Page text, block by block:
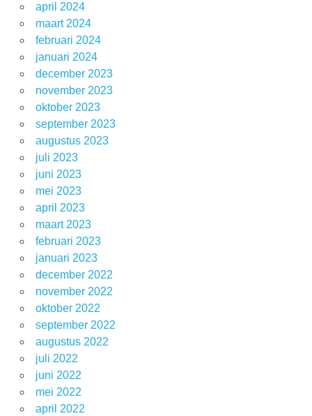
april 2024
maart 2024
februari 2024
januari 2024
december 2023
november 2023
oktober 2023
september 2023
augustus 2023
juli 2023
juni 2023
mei 2023
april 2023
maart 2023
februari 2023
januari 2023
december 2022
november 2022
oktober 2022
september 2022
augustus 2022
juli 2022
juni 2022
mei 2022
april 2022